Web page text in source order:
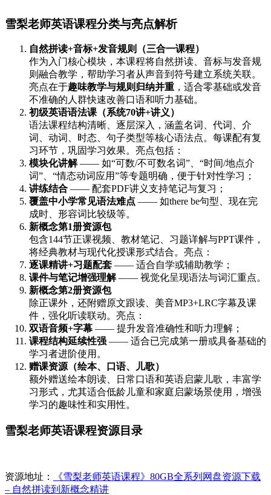
雪梨老师英语课程分类与亮点解析
自然拼读+音标+发音规则（三合一课程）
作为入门核心模块，本课程将自然拼读、音标与发音规
则融合教学，帮助学习者从声音到符号建立系统关联。
亮点在于趣味教学与规则归纳并重 ，适合零基础或发音
不准确的人群快速改善口语和听力基础。
初级英语语法课（系统70讲+讲义）
语法课程结构清晰、逐层深入，涵盖名词、代词、介
词、动词、时态、句子类型等核心语法点。每课配有复
习环节，巩固学习效果。亮点包括：
模块化讲解—— 如“可数/不可数名词”、“时间/地点介
词”、“情态动词应用”等专题明确，便于针对性学习；
讲练结合 —— 配套PDF讲义支持笔记与复习；
覆盖中小学常见语法难点 —— 如there be句型、现在完
成时、形容词比较级等。
新概念第1册资源包
包含144节正课视频、教材笔记、习题详解与PPT课件，
将经典教材与现代化授课形式结合。亮点：
逐课精讲+习题配套 —— 适合自学或辅助教学；
课件与笔记增强理解—— 视觉化呈现语法与词汇重点。
新概念第2册资源包
除正课外，还附赠原文跟读、美音MP3+LRC字幕及课
件，强化听读联动。亮点：
双语音频+字幕 —— 提升发音准确性和听力理解；
课程结构延续性强 —— 适合已完成第一册或具备基础的
学习者进阶使用。
赠课资源（绘本、口语、儿歌）
额外赠送绘本朗读、日常口语和英语启蒙儿歌，丰富学
习形式，尤其适合低龄儿童和家庭启蒙场景使用，增强
学习的趣味性和实用性。
雪梨老师英语课程资源目录
资源地址：
《雪梨老师英语课程》80GB全系列网盘资源下载
– 自然拼读到新概念精讲